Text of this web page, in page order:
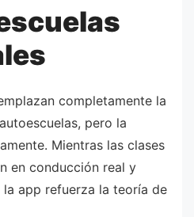
completamente la
pero la
Mientras las clases
en conducción real y
app refuerza la teoría de